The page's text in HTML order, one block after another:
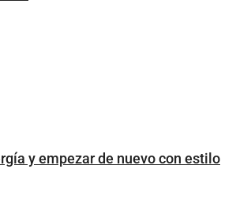
y empezar de nuevo con estilo